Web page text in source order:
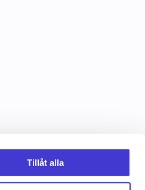
Tillåt alla